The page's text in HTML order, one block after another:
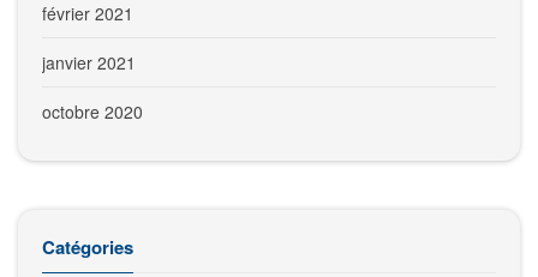
février 2021
janvier 2021
octobre 2020
Catégories